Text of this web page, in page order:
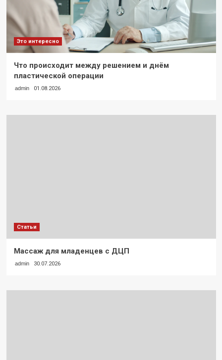
Это интересно
Что происходит между решением и днём
пластической операции
admin 01.08.2026
Статьи
Массаж для младенцев с ДЦП
admin 30.07.2026